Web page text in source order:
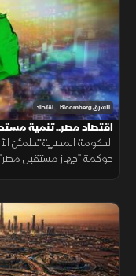
الشرق Bloomberg اقتصاد
اقتصاد مصر.. تنمية
الحكومة المصرية تطمئن